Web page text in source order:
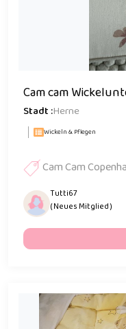
Cam cam
Stadt :Herne
Wickeln & Pflegen
Cam Cam
Tutti67
( Neues Mitglied )